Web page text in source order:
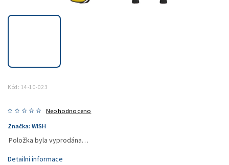
Kód: 14-10-023
Neohodnoceno
Značka: WISH
Položka byla vyprodána…
Detailní informace